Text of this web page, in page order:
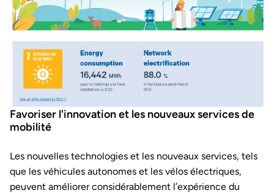
Favoriser l'innovation et les nouveaux services de
mobilité
Les nouvelles technologies et les nouveaux services, tels
que les véhicules autonomes et les vélos électriques,
peuvent améliorer considérablement l’expérience du